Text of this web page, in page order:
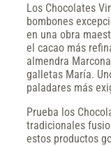
Los Chocolates
bombones
en una obra
el cacao más
almendra
galletas María.
paladares más
Prueba los
tradicionales
estos productos